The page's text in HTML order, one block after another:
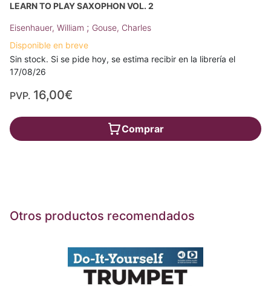
LEARN TO PLAY SAXOPHON VOL. 2
Eisenhauer, William ; Gouse, Charles
Disponible en breve
Sin stock. Si se pide hoy, se estima recibir en la librería el
17/08/26
PVP. 16,00€
Comprar
Otros productos recomendados